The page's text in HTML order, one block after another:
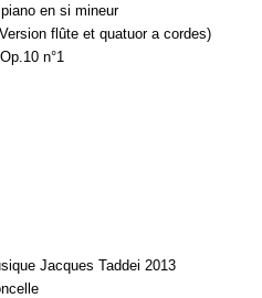
en si mineur
flûte et quatuor a cordes)
n°1
Jacques Taddei 2013